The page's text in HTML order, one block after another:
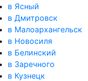
в Ясный
в Дмитровск
в Малоархангельск
в Новосиля
в Белинский
в Заречного
в Кузнецк